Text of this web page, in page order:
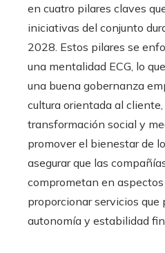
en cuatro pilares claves
iniciativas del conjunto
2028. Estos pilares se
una mentalidad ECG, lo
una buena gobernanza
cultura orientada al
transformación social y
promover el bienestar de
asegurar que las
comprometan en
proporcionar servicios que
autonomía y estabilidad